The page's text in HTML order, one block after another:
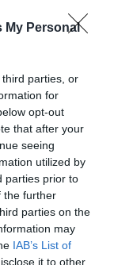
My Personal
parties, or
for
opt-out
that after your
seeing
utilized by
parties prior to
the further
parties on the
may
IAB’s List of
it to other
10χλμ.